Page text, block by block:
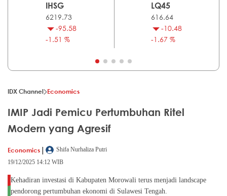
IHSG
6219.73
-95.58
-1.51 %
LQ45
616.64
-10.48
-1.67 %
IDX Channel Economics
IMIP Jadi Pemicu Pertumbuhan Ritel
Modern yang Agresif
Economics |
Shifa Nurhaliza Putri
19/12/2025 14:12 WIB
Kehadiran investasi di Kabupaten Morowali terus menjadi landscape
pendorong pertumbuhan ekonomi di Sulawesi Tengah.